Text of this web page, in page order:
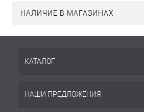
НАЛИЧИЕ В МАГАЗИНАХ
КАТАЛОГ
НАШИ ПРЕДЛОЖЕНИЯ